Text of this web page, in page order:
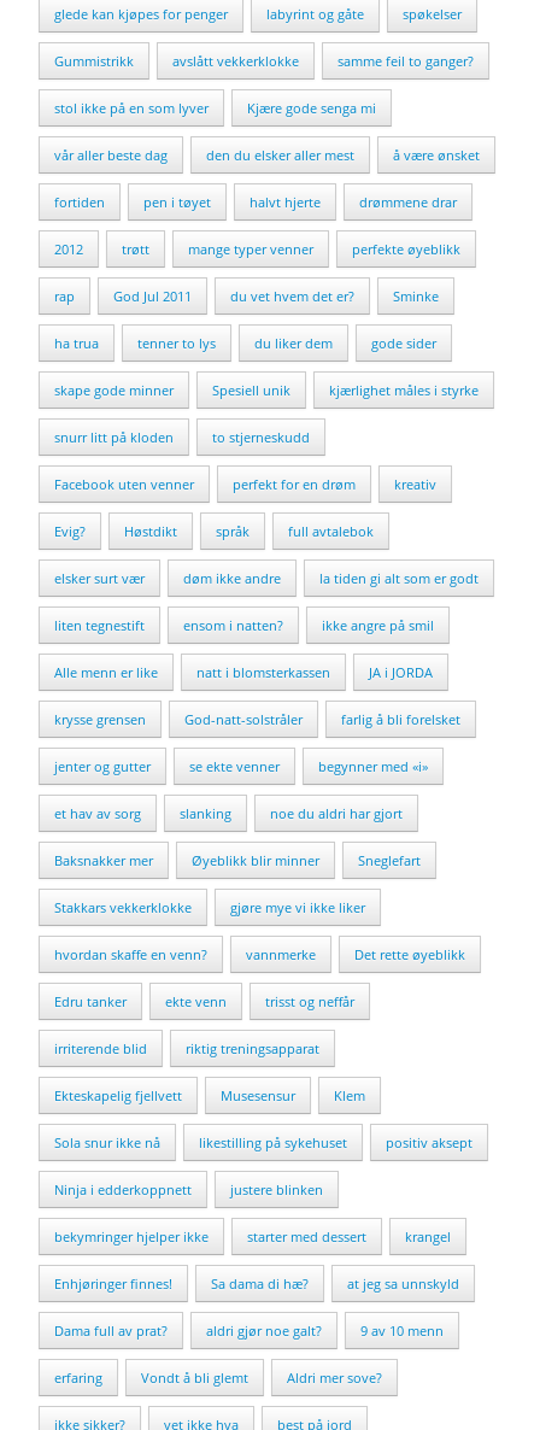
glede kan kjøpes for penger labyrint og gåte spøkelser
Gummistrikk avslått vekkerklokke samme feil to ganger?
stol ikke på en som lyver Kjære gode senga mi
vår aller beste dag den du elsker aller mest å være ønsket
fortiden pen i tøyet halvt hjerte drømmene drar
2012 trøtt mange typer venner perfekte øyeblikk
rap God Jul 2011 du vet hvem det er? Sminke
ha trua tenner to lys du liker dem gode sider
skape gode minner Spesiell unik kjærlighet måles i styrke
snurr litt på kloden to stjerneskudd
Facebook uten venner perfekt for en drøm kreativ
Evig? Høstdikt språk full avtalebok
elsker surt vær døm ikke andre la tiden gi alt som er godt
liten tegnestift ensom i natten? ikke angre på smil
Alle menn er like natt i blomsterkassen JA i JORDA
krysse grensen God-natt-solstråler farlig å bli forelsket
jenter og gutter se ekte venner begynner med «i»
et hav av sorg slanking noe du aldri har gjort
Baksnakker mer Øyeblikk blir minner Sneglefart
Stakkars vekkerklokke gjøre mye vi ikke liker
hvordan skaffe en venn? vannmerke Det rette øyeblikk
Edru tanker ekte venn trisst og neffår
irriterende blid riktig treningsapparat
Ekteskapelig fjellvett Musesensur Klem
Sola snur ikke nå likestilling på sykehuset positiv aksept
Ninja i edderkoppnett justere blinken
bekymringer hjelper ikke starter med dessert krangel
Enhjøringer finnes! Sa dama di hæ? at jeg sa unnskyld
Dama full av prat? aldri gjør noe galt? 9 av 10 menn
erfaring Vondt å bli glemt Aldri mer sove?
ikke sikker? vet ikke hva best på jord